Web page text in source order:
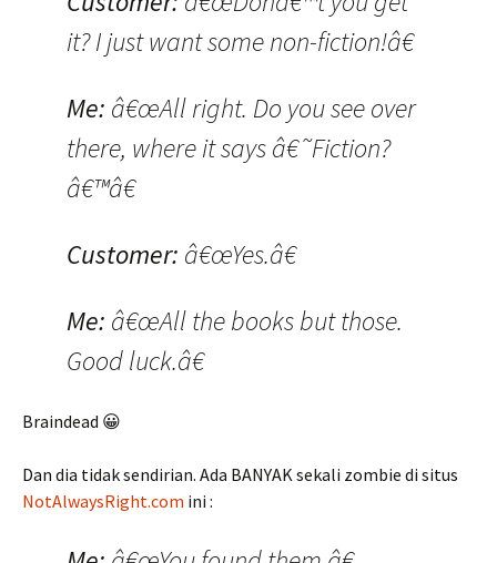
it? I just want some non-fiction!â€
Me: â€œAll right. Do you see over
there, where it says â€˜Fiction?
â€™â€
Customer: â€œYes.â€
Me: â€œAll the books but those.
Good luck.â€
Braindead 😀
Dan dia tidak sendirian. Ada BANYAK sekali zombie di situs
NotAlwaysRight.com ini :